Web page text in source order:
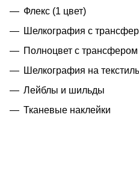
Флекс (1 цвет)
Шелкография с
Полноцвет с трансфером
Шелкография на
Лейблы и шильды
Тканевые наклейки